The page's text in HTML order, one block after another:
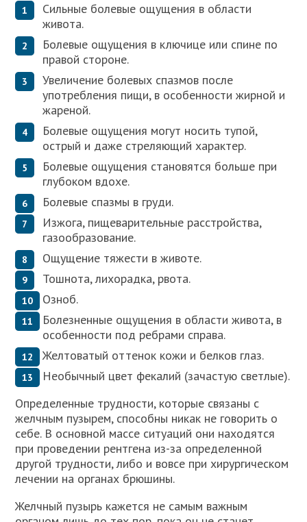
Сильные болевые ощущения в области
живота.
Болевые ощущения в ключице или спине по
правой стороне.
Увеличение болевых спазмов после
употребления пищи, в особенности жирной и
жареной.
Болевые ощущения могут носить тупой,
острый и даже стреляющий характер.
Болевые ощущения становятся больше при
глубоком вдохе.
Болевые спазмы в груди.
Изжога, пищеварительные расстройства,
газообразование.
Ощущение тяжести в животе.
Тошнота, лихорадка, рвота.
Озноб.
Болезненные ощущения в области живота, в
особенности под ребрами справа.
Желтоватый оттенок кожи и белков глаз.
Необычный цвет фекалий (зачастую светлые).
Определенные трудности, которые связаны с
желчным пузырем, способны никак не говорить о
себе. В основной массе ситуаций они находятся
при проведении рентгена из-за определенной
другой трудности, либо и вовсе при хирургическом
лечении на органах брюшины.
Желчный пузырь кажется не самым важным